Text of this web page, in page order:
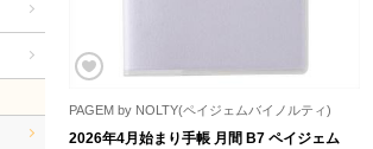
PAGEM by NOLTY(ペイジェムバイノルティ)
2026年4月始まり手帳 月間 B7 ペイジェム